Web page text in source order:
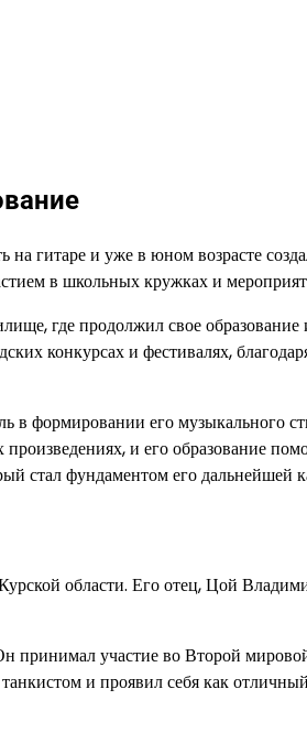
на гитаре и уже в юном возрасте
в школьных кружках и
где продолжил свое
конкурсах и фестивалях,
формировании его музыкального
и его образование
стал фундаментом его дальнейшей
области. Его отец, Цой
принимал участие во Второй
и проявил себя как